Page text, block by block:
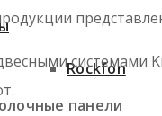
панели
Rockfon
системами